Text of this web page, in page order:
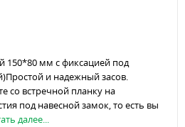
150*80 мм с фиксацией под
и надежный засов.
со встречной планку на
под навесной замок, то есть вы
далее...